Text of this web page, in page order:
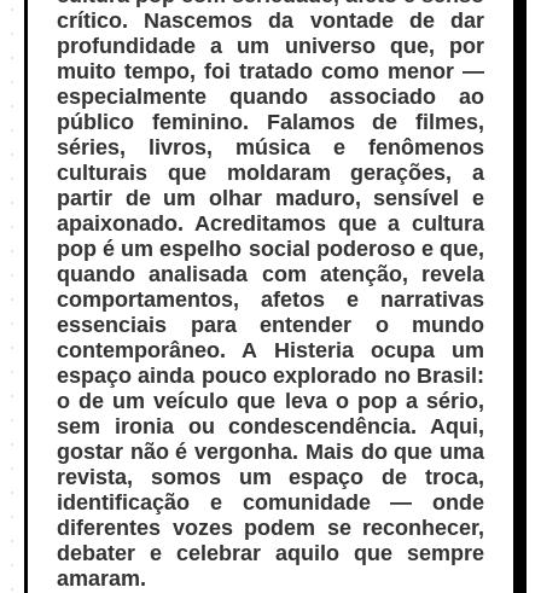
crítico. Nascemos da vontade de dar
profundidade a um universo que, por
muito tempo, foi tratado como menor —
especialmente quando associado ao
público feminino. Falamos de filmes,
séries, livros, música e fenômenos
culturais que moldaram gerações, a
partir de um olhar maduro, sensível e
apaixonado. Acreditamos que a cultura
pop é um espelho social poderoso e que,
quando analisada com atenção, revela
comportamentos, afetos e narrativas
essenciais para entender o mundo
contemporâneo. A Histeria ocupa um
espaço ainda pouco explorado no Brasil:
o de um veículo que leva o pop a sério,
sem ironia ou condescendência. Aqui,
gostar não é vergonha. Mais do que uma
revista, somos um espaço de troca,
identificação e comunidade — onde
diferentes vozes podem se reconhecer,
debater e celebrar aquilo que sempre
amaram.